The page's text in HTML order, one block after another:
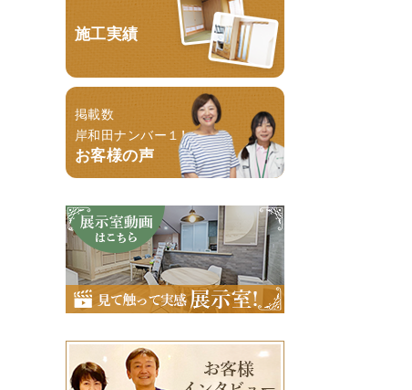
施工実績
掲載数
岸和田ナンバー１！
お客様の声